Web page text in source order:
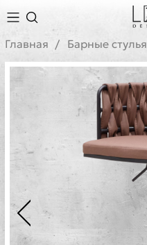
Главная Барные стулья